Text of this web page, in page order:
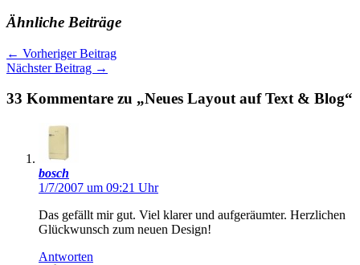
Ähnliche Beiträge
← Vorheriger Beitrag
Nächster Beitrag →
33 Kommentare zu „Neues Layout auf Text & Blog“
bosch
1/7/2007 um 09:21 Uhr
Das gefällt mir gut. Viel klarer und aufgeräumter. Herzlichen
Glückwunsch zum neuen Design!
Antworten